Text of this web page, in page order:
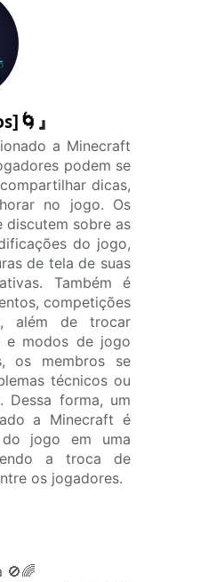
』
a Minecraft
podem se
dicas,
no jogo. Os
discutem sobre as
do jogo,
de tela de suas
Também é
competições
além de trocar
e modos de jogo
os membros se
técnicos ou
Dessa forma, um
a Minecraft é
jogo em uma
a troca de
os jogadores.
🚫🌈